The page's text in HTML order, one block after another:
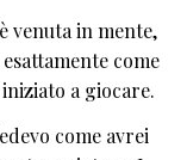
venuta in mente,
come
a giocare.
come avrei